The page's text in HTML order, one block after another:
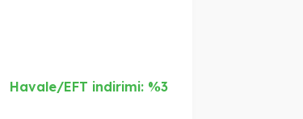
Havale/EFT indirimi: %3